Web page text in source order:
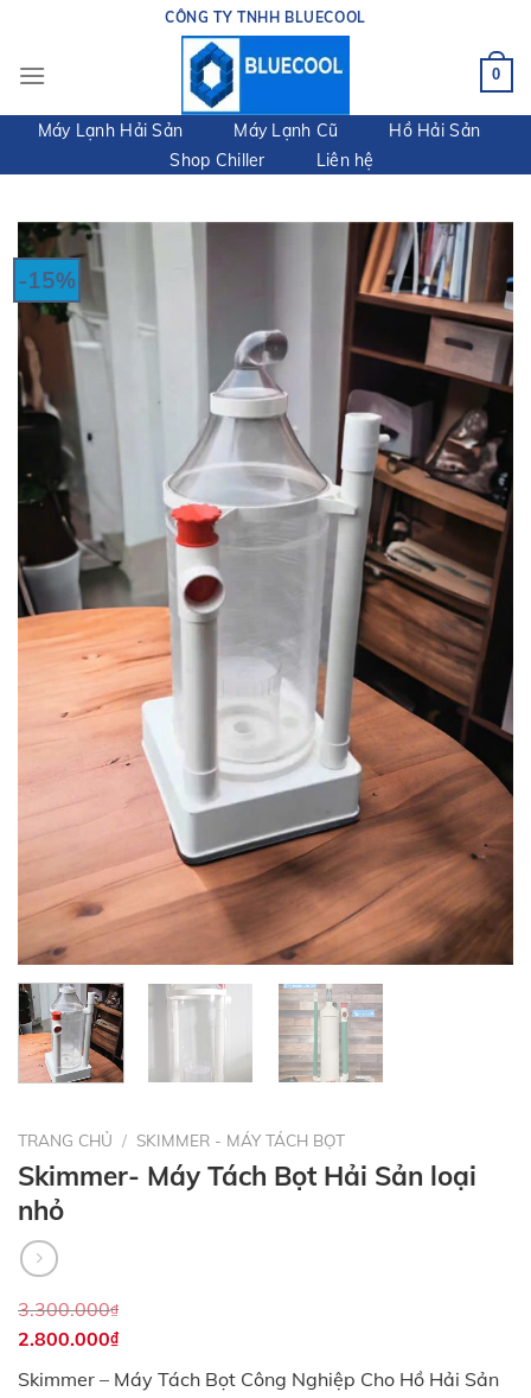
content
CÔNG TY TNHH BLUECOOL
0
Máy Lạnh Hải Sản Máy Lạnh Cũ
Hồ Hải Sản
Shop Chiller
Liên hệ
-15%
TRANG CHỦ / SKIMMER - MÁY TÁCH BỌT
Skimmer- Máy Tách Bọt Hải Sản loại
nhỏ
3.300.000₫
2.800.000₫
Skimmer – Máy Tách Bọt Công Nghiệp Cho Hồ Hải Sản